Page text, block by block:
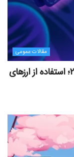
مقالات عمومی
بهترین کیف پول‌های کریپتویی در سال ۲۰۲۶؛ استفاده از ارزهای